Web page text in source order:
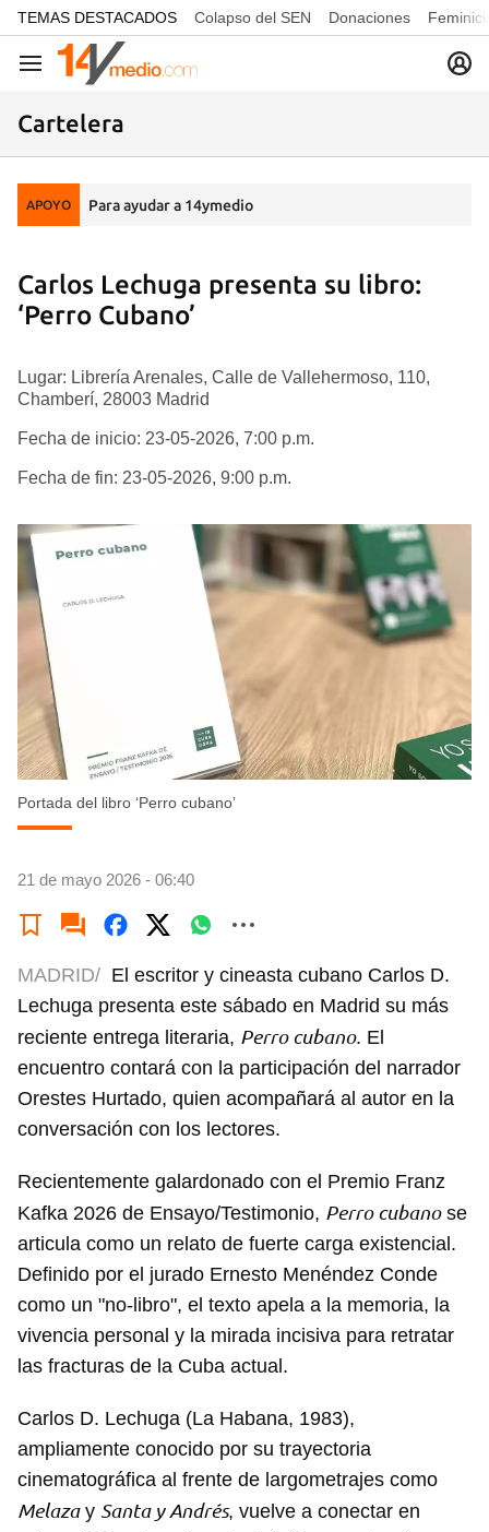
common.go-to-content
TEMAS DESTACADOS Colapso del SEN Donaciones
Navegación
Cartelera
APOYO Para ayudar a 14ymedio
Carlos Lechuga presenta su libro:
‘Perro Cubano’
Lugar: Librería Arenales, Calle de Vallehermoso, 110,
Chamberí, 28003 Madrid
Fecha de inicio: 23-05-2026, 7:00 p.m.
Fecha de fin: 23-05-2026, 9:00 p.m.
Portada del libro ‘Perro cubano’
21 de mayo 2026 - 06:40
MADRID/ El escritor y cineasta cubano Carlos D.
Lechuga presenta este sábado en Madrid su más
reciente entrega literaria, Perro cubano. El
encuentro contará con la participación del narrador
Orestes Hurtado, quien acompañará al autor en la
conversación con los lectores.
Recientemente galardonado con el Premio Franz
Kafka 2026 de Ensayo/Testimonio, Perro cubanose
articula como un relato de fuerte carga existencial.
Definido por el jurado Ernesto Menéndez Conde
como un "no-libro", el texto apela a la memoria, la
vivencia personal y la mirada incisiva para retratar
las fracturas de la Cuba actual.
Carlos D. Lechuga (La Habana, 1983),
ampliamente conocido por su trayectoria
cinematográfica al frente de largometrajes como
Melazay Santa y Andrés, vuelve a conectar en